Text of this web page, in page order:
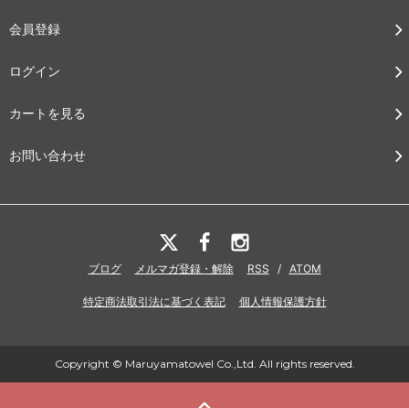
会員登録
ログイン
カートを見る
お問い合わせ
ブログ メルマガ登録・解除 RSS / ATOM
特定商法取引法に基づく表記 個人情報保護方針
Copyright © Maruyamatowel Co.,Ltd. All rights reserved.